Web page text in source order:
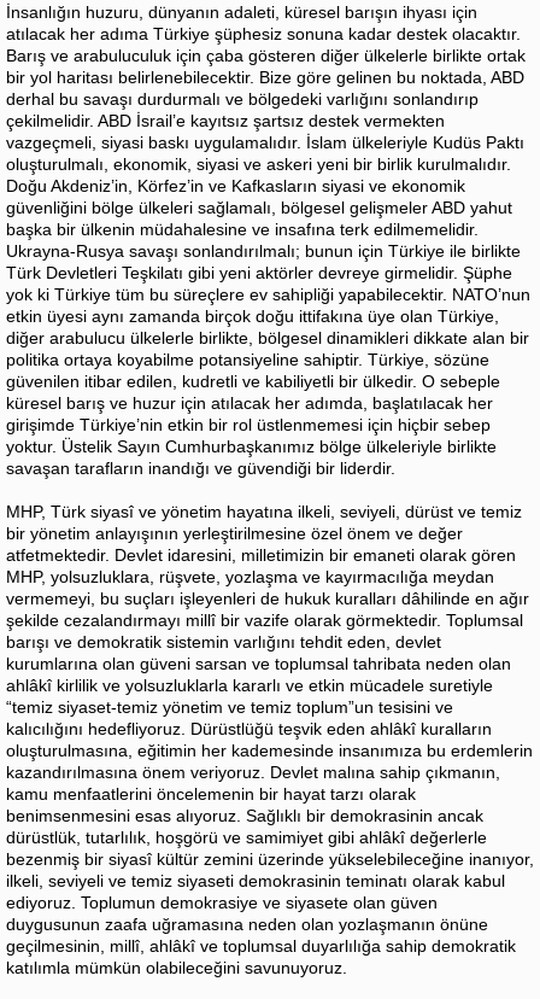
İnsanlığın huzuru, dünyanın adaleti, küresel barışın ihyası için
atılacak her adıma Türkiye şüphesiz sonuna kadar destek olacaktır.
Barış ve arabuluculuk için çaba gösteren diğer ülkelerle birlikte ortak
bir yol haritası belirlenebilecektir. Bize göre gelinen bu noktada, ABD
derhal bu savaşı durdurmalı ve bölgedeki varlığını sonlandırıp
çekilmelidir. ABD İsrail’e kayıtsız şartsız destek vermekten
vazgeçmeli, siyasi baskı uygulamalıdır. İslam ülkeleriyle Kudüs Paktı
oluşturulmalı, ekonomik, siyasi ve askeri yeni bir birlik kurulmalıdır.
Doğu Akdeniz’in, Körfez’in ve Kafkasların siyasi ve ekonomik
güvenliğini bölge ülkeleri sağlamalı, bölgesel gelişmeler ABD yahut
başka bir ülkenin müdahalesine ve insafına terk edilmemelidir.
Ukrayna-Rusya savaşı sonlandırılmalı; bunun için Türkiye ile birlikte
Türk Devletleri Teşkilatı gibi yeni aktörler devreye girmelidir. Şüphe
yok ki Türkiye tüm bu süreçlere ev sahipliği yapabilecektir. NATO’nun
etkin üyesi aynı zamanda birçok doğu ittifakına üye olan Türkiye,
diğer arabulucu ülkelerle birlikte, bölgesel dinamikleri dikkate alan bir
politika ortaya koyabilme potansiyeline sahiptir. Türkiye, sözüne
güvenilen itibar edilen, kudretli ve kabiliyetli bir ülkedir. O sebeple
küresel barış ve huzur için atılacak her adımda, başlatılacak her
girişimde Türkiye’nin etkin bir rol üstlenmemesi için hiçbir sebep
yoktur. Üstelik Sayın Cumhurbaşkanımız bölge ülkeleriyle birlikte
savaşan tarafların inandığı ve güvendiği bir liderdir.
MHP, Türk siyasî ve yönetim hayatına ilkeli, seviyeli, dürüst ve temiz
bir yönetim anlayışının yerleştirilmesine özel önem ve değer
atfetmektedir. Devlet idaresini, milletimizin bir emaneti olarak gören
MHP, yolsuzluklara, rüşvete, yozlaşma ve kayırmacılığa meydan
vermemeyi, bu suçları işleyenleri de hukuk kuralları dâhilinde en ağır
şekilde cezalandırmayı millî bir vazife olarak görmektedir. Toplumsal
barışı ve demokratik sistemin varlığını tehdit eden, devlet
kurumlarına olan güveni sarsan ve toplumsal tahribata neden olan
ahlâkî kirlilik ve yolsuzluklarla kararlı ve etkin mücadele suretiyle
“temiz siyaset-temiz yönetim ve temiz toplum”un tesisini ve
kalıcılığını hedefliyoruz. Dürüstlüğü teşvik eden ahlâkî kuralların
oluşturulmasına, eğitimin her kademesinde insanımıza bu erdemlerin
kazandırılmasına önem veriyoruz. Devlet malına sahip çıkmanın,
kamu menfaatlerini öncelemenin bir hayat tarzı olarak
benimsenmesini esas alıyoruz. Sağlıklı bir demokrasinin ancak
dürüstlük, tutarlılık, hoşgörü ve samimiyet gibi ahlâkî değerlerle
bezenmiş bir siyasî kültür zemini üzerinde yükselebileceğine inanıyor,
ilkeli, seviyeli ve temiz siyaseti demokrasinin teminatı olarak kabul
ediyoruz. Toplumun demokrasiye ve siyasete olan güven
duygusunun zaafa uğramasına neden olan yozlaşmanın önüne
geçilmesinin, millî, ahlâkî ve toplumsal duyarlılığa sahip demokratik
katılımla mümkün olabileceğini savunuyoruz.